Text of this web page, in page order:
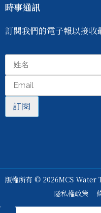
時事通訊
訂閱我們的電子報以接收
訂閱
版權所有 © 2026MCS Water
隱私權政策